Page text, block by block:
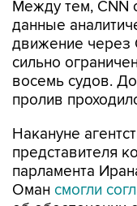
движение через
сильно
восемь судов. До
пролив
Накануне
парламента
Омансмогли
об обеспечении
пролив.